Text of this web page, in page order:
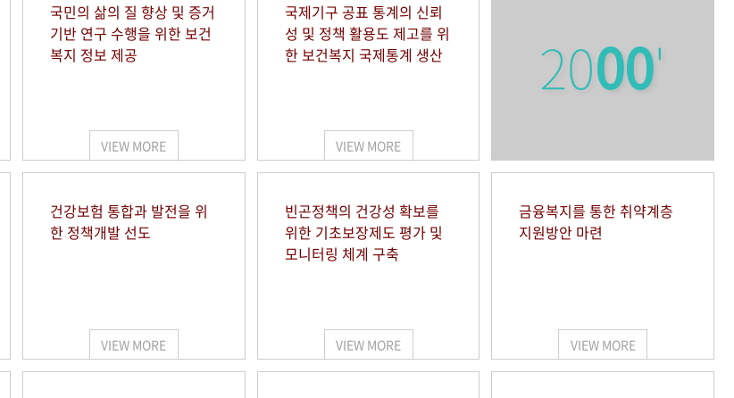
국민의 삶의 질 향상 및 증거
기반 연구 수행을 위한 보건
복지 정보 제공
VIEW MORE
국제기구 공표 통계의 신뢰
성 및 정책 활용도 제고를 위
한 보건복지 국제통계 생산
VIEW MORE
2000'
건강보험 통합과 발전을 위
한 정책개발 선도
VIEW MORE
빈곤정책의 건강성 확보를
위한 기초보장제도 평가 및
모니터링 체계 구축
VIEW MORE
금융복지를 통한 취약계층
지원방안 마련
VIEW MORE